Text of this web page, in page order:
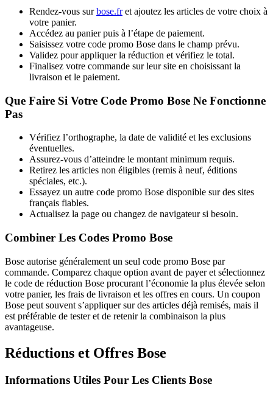
Rendez-vous surbose.fret ajoutez les articles de votre choix à
votre panier.
Accédez au panier puis à l’étape de paiement.
Saisissez votre code promo Bose dans le champ prévu.
Validez pour appliquer la réduction et vérifiez le total.
Finalisez votre commande sur leur site en choisissant la
livraison et le paiement.
Que Faire Si Votre Code Promo Bose Ne Fonctionne
Pas
Vérifiez l’orthographe, la date de validité et les exclusions
éventuelles.
Assurez-vous d’atteindre le montant minimum requis.
Retirez les articles non éligibles (remis à neuf, éditions
spéciales, etc.).
Essayez un autre code promo Bose disponible sur des sites
français fiables.
Actualisez la page ou changez de navigateur si besoin.
Combiner Les Codes Promo Bose
Bose autorise généralement un seul code promo Bose par
commande. Comparez chaque option avant de payer et sélectionnez
le code de réduction Bose procurant l’économie la plus élevée selon
votre panier, les frais de livraison et les offres en cours. Un coupon
Bose peut souvent s’appliquer sur des articles déjà remisés, mais il
est préférable de tester et de retenir la combinaison la plus
avantageuse.
Réductions et Offres Bose
Informations Utiles Pour Les Clients Bose